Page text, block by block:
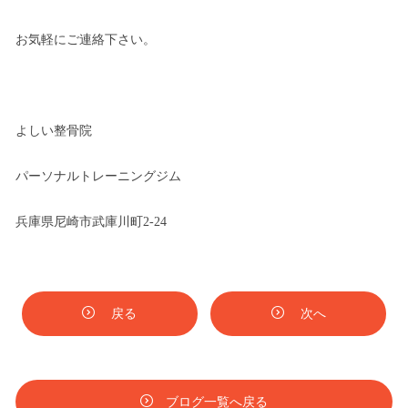
お気軽にご連絡下さい。
よしい整骨院
パーソナルトレーニングジム
兵庫県尼崎市武庫川町2-24
戻る 次へ
ブログ一覧へ戻る